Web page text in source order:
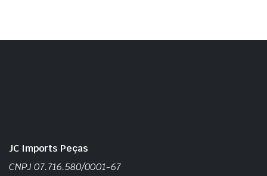
JC Imports Peças
CNPJ 07.716.580/0001-67